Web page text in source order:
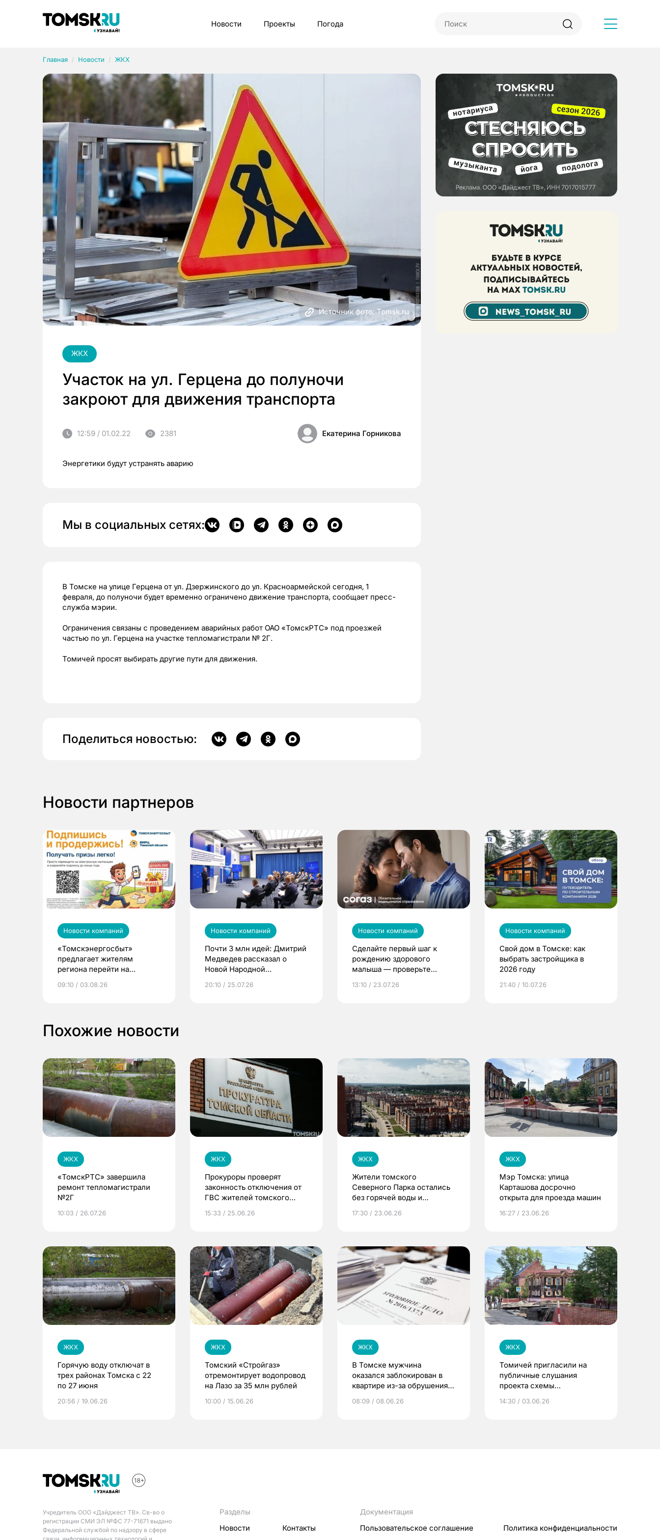
Новости Проекты Погода
Главная Новости ЖКХ
Источник фото: Tomsk.ru
ЖКХ
Участок на ул. Герцена до полуночи
закроют для движения транспорта
12:59 / 01.02.22 2381 Екатерина Горникова
Энергетики будут устранять аварию
Мы в социальных сетях:
В Томске на улице Герцена от ул. Дзержинского до ул. Красноармейской сегодня, 1
февраля, до полуночи будет временно ограничено движение транспорта, сообщает пресс-
служба мэрии.
Ограничения связаны с проведением аварийных работ ОАО «ТомскРТС» под проезжей
частью по ул. Герцена на участке тепломагистрали № 2Г.
Томичей просят выбирать другие пути для движения.
Поделиться новостью:
Новости партнеров
Новости компаний
«Томскэнергосбыт»
предлагает жителям
региона перейти на
выиграть призы
09:10 / 03.08.26
Новости компаний
Почти 3 млн идей: Дмитрий
Медведев рассказал о
Новой Народной
20:10 / 25.07.26
Новости компаний
Сделайте первый шаг к
рождению здорового
малыша — проверьте
по ОМС!
13:10 / 23.07.26
Новости компаний
Свой дом в Томске: как
выбрать застройщика в
2026 году
21:40 / 10.07.26
Похожие новости
ЖКХ
«ТомскРТС» завершила
ремонт тепломагистрали
№2Г
10:03 / 26.07.26
ЖКХ
Прокуроры проверят
законность отключения от
ГВС жителей томского
15:33 / 25.06.26
ЖКХ
Жители томского
Северного Парка остались
без горячей воды и
газ
17:30 / 23.06.26
ЖКХ
Мэр Томска: улица
Карташова досрочно
открыта для проезда машин
16:27 / 23.06.26
ЖКХ
Горячую воду отключат в
трех районах Томска с 22
по 27 июня
20:56 / 19.06.26
ЖКХ
Томский «Стройгаз»
отремонтирует водопровод
на Лазо за 35 млн рублей
10:00 / 15.06.26
ЖКХ
В Томске мужчина
оказался заблокирован в
квартире из-за обрушения
08:09 / 08.06.26
ЖКХ
Томичей пригласили на
публичные слушания
проекта схемы
года
14:30 / 03.06.26
Учредитель ООО «Дайджест ТВ». Св-во о
регистрации СМИ ЭЛ №ФС 77-71671 выдано
Федеральной службой по надзору в сфере
Разделы
Новости
Контакты
Документация
Пользовательское соглашение
Политика конфиденциальности
Рубрики